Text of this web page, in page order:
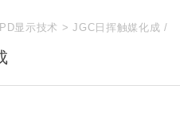
显示技术 JGC日挥触媒化成